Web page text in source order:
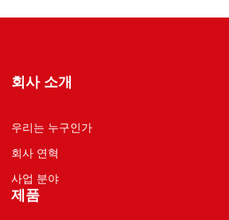
회사 소개
우리는 누구인가
회사 연혁
사업 분야
제품